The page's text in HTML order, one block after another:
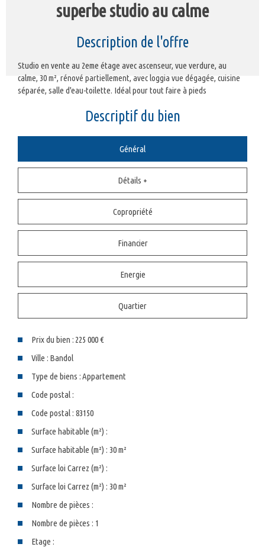
superbe studio au calme
description de l'offre
Studio en vente au 2eme étage avec ascenseur, vue verdure, au
calme, 30 m², rénové partiellement, avec loggia vue dégagée, cuisine
séparée, salle d'eau-toilette. Idéal pour tout faire à pieds
descriptif du bien
Général
Détails +
Copropriété
Financier
Energie
Quartier
Prix du bien : 225 000 €
Ville : Bandol
Type de biens :Appartement
Code postal :
Code postal : 83150
Surface habitable (m²) :
Surface habitable (m²) : 30 m²
Surface loi Carrez (m²) :
Surface loi Carrez (m²) : 30 m²
Nombre de pièces :
Nombre de pièces : 1
Etage :